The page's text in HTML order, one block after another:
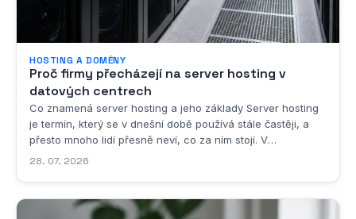
HOSTING A DOMÉNY
Proč firmy přecházejí na server hosting v
datových centrech
Co znamená server hosting a jeho základy Server hosting
je termín, který se v dnešní době používá stále častěji, a
přesto mnoho lidí přesně neví, co za ním stojí. V
nejzákladnějším slova smyslu jde o umístění serveru v
28. 07. 2026